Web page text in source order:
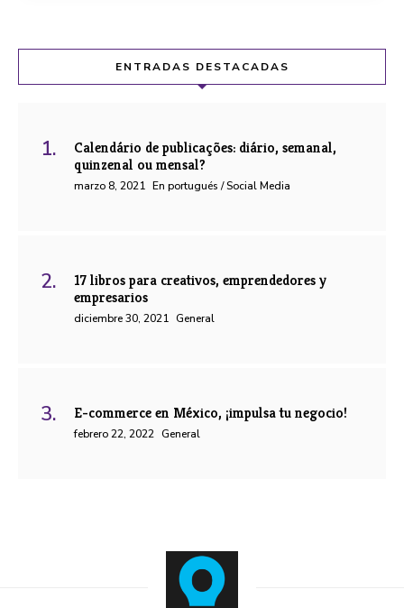
ENTRADAS DESTACADAS
Calendário de publicações: diário, semanal,
quinzenal ou mensal?
marzo 8, 2021 En portugués / Social Media
17 libros para creativos, emprendedores y
empresarios
diciembre 30, 2021 General
E-commerce en México, ¡impulsa tu negocio!
febrero 22, 2022 General